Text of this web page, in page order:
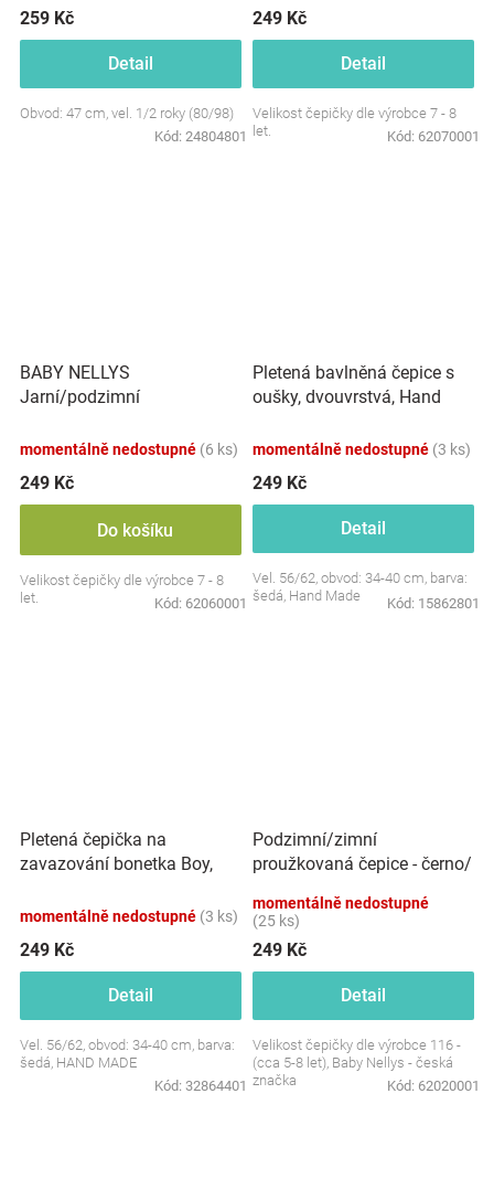
259 Kč
Detail
Obvod: 47 cm, vel. 1/2 roky (80/98)
Kód: 24804801
249 Kč
Detail
Velikost čepičky dle výrobce 7 - 8
let.
Kód: 62070001
BABY NELLYS
Jarní/podzimní
granát/sv. modrá/sv. šedá
momentálně nedostupné (6 ks)
249 Kč
Do košíku
Velikost čepičky dle výrobce 7 - 8
let.
Kód: 62060001
Pletená bavlněná čepice s
oušky, dvouvrstvá, Hand
momentálně nedostupné (3 ks)
249 Kč
Detail
Vel. 56/62, obvod: 34-40 cm, barva:
šedá, Hand Made
Kód: 15862801
Pletená čepička na
zavazování bonetka Boy,
šedá
momentálně nedostupné (3 ks)
249 Kč
Detail
Vel. 56/62, obvod: 34-40 cm, barva:
šedá, HAND MADE
Kód: 32864401
Podzimní/zimní
proužkovaná čepice - černo/
momentálně nedostupné
(25 ks)
249 Kč
Detail
Velikost čepičky dle výrobce 116 -
(cca 5-8 let), Baby Nellys - česká
značka
Kód: 62020001